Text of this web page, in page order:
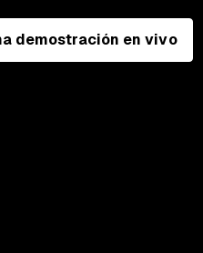
demostración en vivo